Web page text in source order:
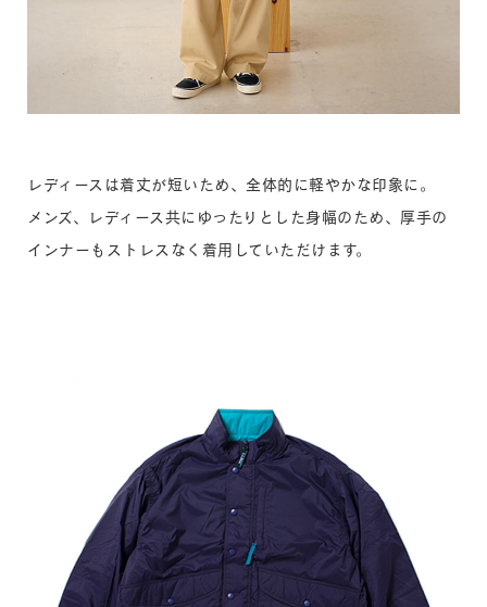
レディースは着丈が短いため、全体的に軽やかな印象に。
メンズ、レディース共にゆったりとした身幅のため、厚手の
インナーもストレスなく着用していただけます。